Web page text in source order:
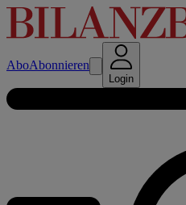
AboAbonnieren
Login